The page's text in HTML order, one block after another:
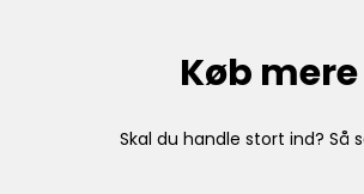
Køb
Skal du handle stort ind? Så